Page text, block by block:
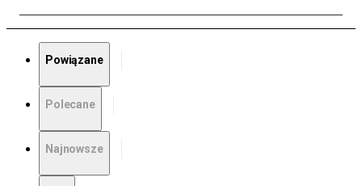
Powiązane
Polecane
Najnowsze